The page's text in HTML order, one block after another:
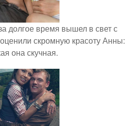
долгое время вышел в свет с
скромную красоту Анны:
она скучная.